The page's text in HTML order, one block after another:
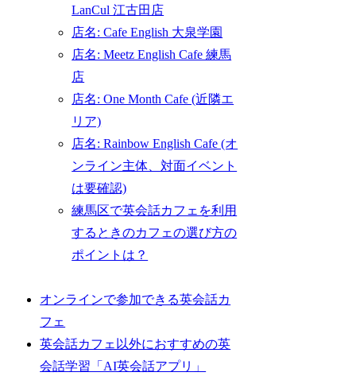
LanCul 江古田店
店名: Cafe English 大泉学園
店名: Meetz English Cafe 練馬
店
店名: One Month Cafe (近隣エ
リア)
店名: Rainbow English Cafe (オ
ンライン主体、対面イベント
は要確認)
練馬区で英会話カフェを利用
するときのカフェの選び方の
ポイントは？
オンラインで参加できる英会話カ
フェ
英会話カフェ以外におすすめの英
会話学習「AI英会話アプリ」